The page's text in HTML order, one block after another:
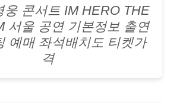
웅 콘서트 IM HERO THE
서울 공연 기본정보 출연
예매 좌석배치도 티켓가
격